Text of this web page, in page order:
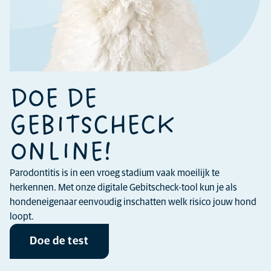
DOE DE
GEBITSCHECK
ONLINE!
Parodontitis is in een vroeg stadium vaak moeilijk te
herkennen. Met onze digitale Gebitscheck-tool kun je als
hondeneigenaar eenvoudig inschatten welk risico jouw hond
loopt.
Doe de test